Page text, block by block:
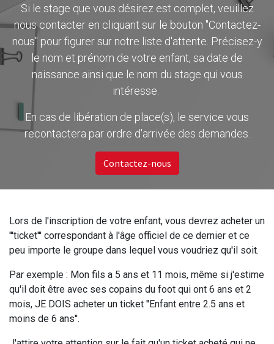
Si le stage que vous désirez est complet, veuillez
nous contacter en cliquant sur le bouton ''Contactez-
nous" pour figurer sur notre liste d'attente. Précisez-y
le nom et prénom de votre enfant, sa date de
naissance ainsi que le nom du stage qui vous
intéresse.
En cas de libération de place(s), le service vous
recontactera par ordre d'arrivée des demandes.
Contactez-nous
Lors de l'inscription de votre enfant, vous devrez acheter un
'''ticket''' correspondant à l'âge officiel de ce dernier et ce
peu importe le groupe dans lequel vous voudriez qu'il soit.
Par exemple : Mon fils a 5 ans et 11 mois, même si j'estime
qu'il doit être avec ses copains du foot qui ont 6 ans et 2
mois, JE DOIS acheter un ticket ''Enfant entre 2.5 ans et
moins de 6 ans''.